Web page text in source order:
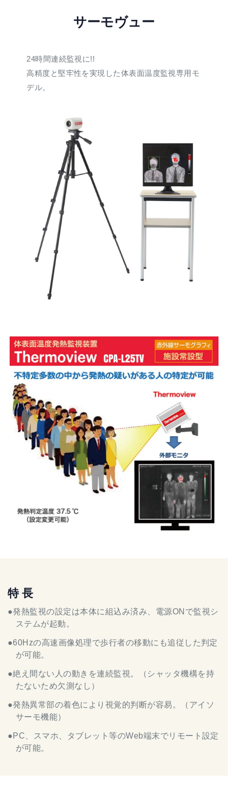
サーモヴュー
24時間連続監視に!!
高精度と堅牢性を実現した体表面温度監視専用モ
デル。
特 長
●発熱監視の設定は本体に組込み済み、電源ONで監視シ
ステムが起動。
●60Hzの高速画像処理で歩行者の移動にも追従した判定
が可能。
●絶え間ない人の動きを連続監視。（シャッタ機構を持
たないため欠測なし）
●発熱異常部の着色により視覚的判断が容易。（アイソ
サーモ機能）
●PC、スマホ、タブレット等のWeb端末でリモート設定
が可能。